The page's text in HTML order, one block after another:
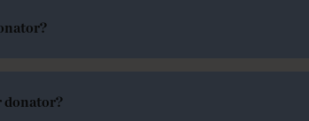
donator?